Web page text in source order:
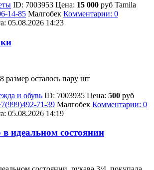
ID: 7003953 Цена: 15 000 руб Tamila
14-85 Малгобек Комментарии: 0
05.08.2026 14:23
осталось пару шт
и обувь ID: 7003935 Цена: 500 руб
71-39 Малгобек Комментарии: 0
05.08.2026 14:19
идеальном состоянии